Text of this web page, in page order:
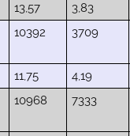
13,57
3,83
10392 3709
11,75
4,19
10968 7333